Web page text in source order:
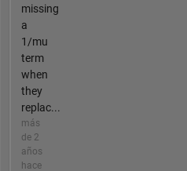
missing
a
1/mu
term
when
they
replac...
más
de 2
años
hace